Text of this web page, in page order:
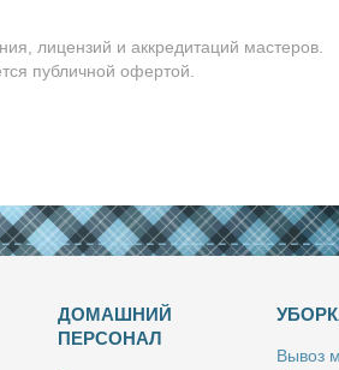
лицензий и аккредитаций мастеров.
публичной офертой.
ДОМАШНИЙ
ПЕРСОНАЛ
Вы­воз